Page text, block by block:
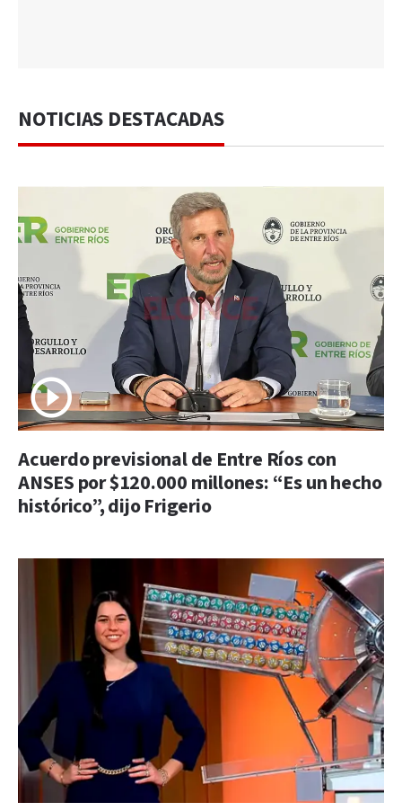
NOTICIAS DESTACADAS
Acuerdo previsional de Entre Ríos con
ANSES por $120.000 millones: “Es un hecho
histórico”, dijo Frigerio